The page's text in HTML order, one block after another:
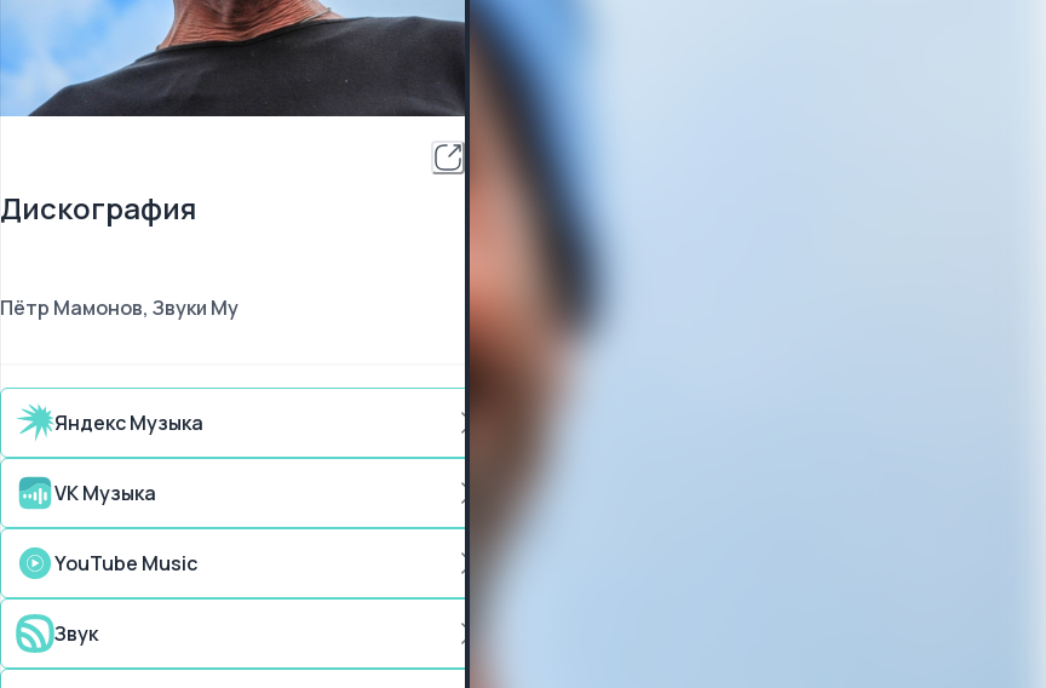
Дискография
Пётр Мамонов, Звуки Му
Яндекс Музыка
VK Музыка
YouTube Music
Звук